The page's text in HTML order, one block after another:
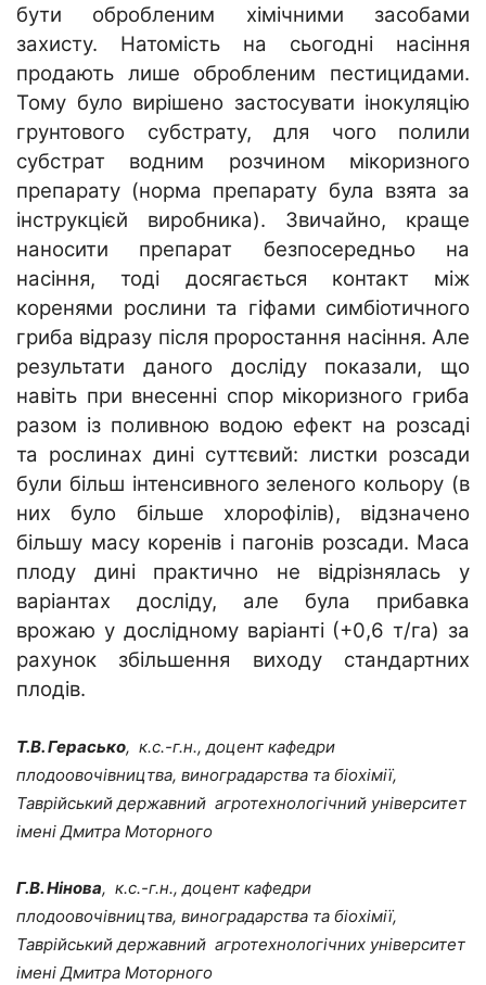
бути обробленим хімічними засобами
захисту. Натомість на сьогодні насіння
продають лише обробленим пестицидами.
Тому було вирішено застосувати інокуляцію
грунтового субстрату, для чого полили
субстрат водним розчином мікоризного
препарату (норма препарату була взята за
інструкцієй виробника). Звичайно, краще
наносити препарат безпосередньо на
насіння, тоді досягається контакт між
коренями рослини та гіфами симбіотичного
гриба відразу після проростання насіння. Але
результати даного досліду показали, що
навіть при внесенні спор мікоризного гриба
разом із поливною водою ефект на розсаді
та рослинах дині суттєвий: листки розсади
були більш інтенсивного зеленого кольору (в
них було більше хлорофілів), відзначено
більшу масу коренів і пагонів розсади. Маса
плоду дині практично не відрізнялась у
варіантах досліду, але була прибавка
врожаю у дослідному варіанті (+0,6 т/га) за
рахунок збільшення виходу стандартних
плодів.
Т.В. Герасько, к.с.-г.н., доцент кафедри
плодоовочівництва, виноградарства та біохімії,
Таврійський державний агротехнологічний університет
імені Дмитра Моторного
Г.В. Нінова, к.с.-г.н., доцент кафедри
плодоовочівництва, виноградарства та біохімії,
Таврійський державний агротехнологічних університет
імені Дмитра Моторного